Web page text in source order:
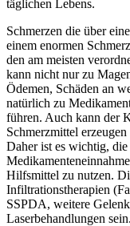
täglichen Lebens.
Schmerzen die über
einem enormen
den am meisten
kann nicht nur zu
Ödemen, Schäden an
natürlich zu
führen. Auch kann der
Schmerzmittel
Daher ist es wichtig,
Hilfsmittel zu nutzen.
Infiltrationstherapien
SSPDA, weitere
Laserbehandlungen sein.